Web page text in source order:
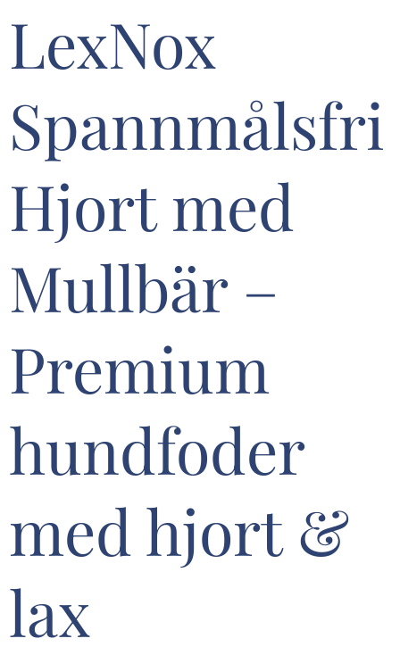
LexNox
Spannmålsfri
Hjort med
Mullbär –
Premium
hundfoder
med hjort &
lax